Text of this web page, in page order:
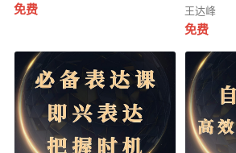
免费 王达峰
免费